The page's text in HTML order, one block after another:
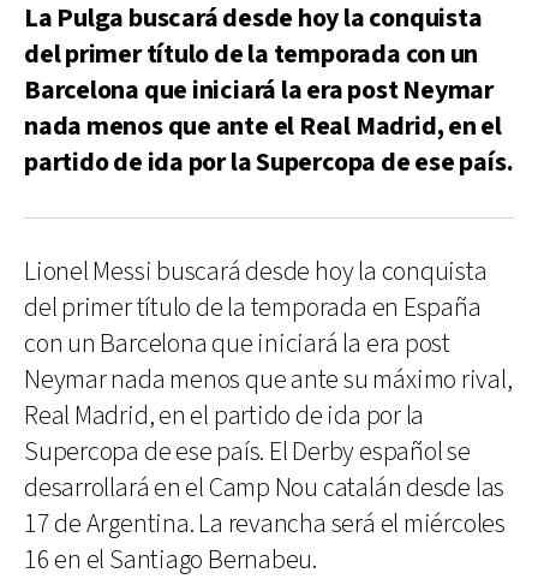
La Pulga buscará desde hoy la conquista
del primer título de la temporada con un
Barcelona que iniciará la era post Neymar
nada menos que ante el Real Madrid, en el
partido de ida por la Supercopa de ese país.
Lionel Messi buscará desde hoy la conquista
del primer título de la temporada en España
con un Barcelona que iniciará la era post
Neymar nada menos que ante su máximo rival,
Real Madrid, en el partido de ida por la
Supercopa de ese país. El Derby español se
desarrollará en el Camp Nou catalán desde las
17 de Argentina. La revancha será el miércoles
16 en el Santiago Bernabeu.